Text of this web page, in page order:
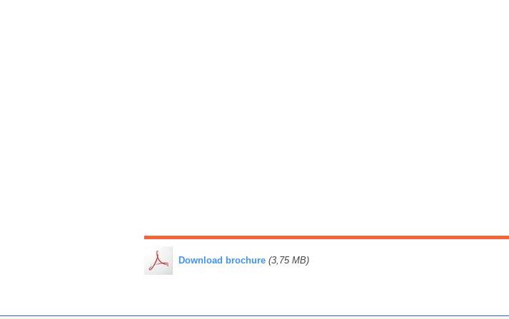
Download brochure (3,75 MB)